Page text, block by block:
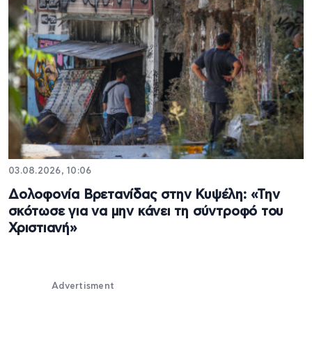
03.08.2026, 10:06
Δολοφονία Βρετανίδας στην Κυψέλη: «Την
σκότωσε για να μην κάνει τη σύντροφό του
Χριστιανή»
Advertisment